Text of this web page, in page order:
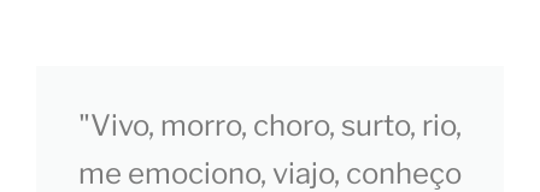
"Vivo, morro, choro, surto, rio,
me emociono, viajo, conheço